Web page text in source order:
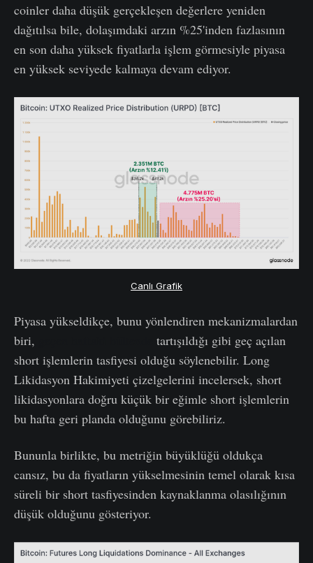
coinler daha düşük gerçekleşen değerlere yeniden
dağıtılsa bile, dolaşımdaki arzın %25'inden fazlasının
en son daha yüksek fiyatlarla işlem görmesiyle piyasa
en yüksek seviyede kalmaya devam ediyor.
Canlı Grafik
Piyasa yükseldikçe, bunu yönlendiren mekanizmalardan
biri,
tartışıldığı gibi geç açılan
short işlemlerin tasfiyesi olduğu söylenebilir. Long
Likidasyon Hakimiyeti çizelgelerini incelersek, short
likidasyonlara doğru küçük bir eğimle short işlemlerin
bu hafta geri planda olduğunu görebiliriz.
Bununla birlikte, bu metriğin büyüklüğü oldukça
cansız, bu da fiyatların yükselmesinin temel olarak kısa
süreli bir short tasfiyesinden kaynaklanma olasılığının
düşük olduğunu gösteriyor.